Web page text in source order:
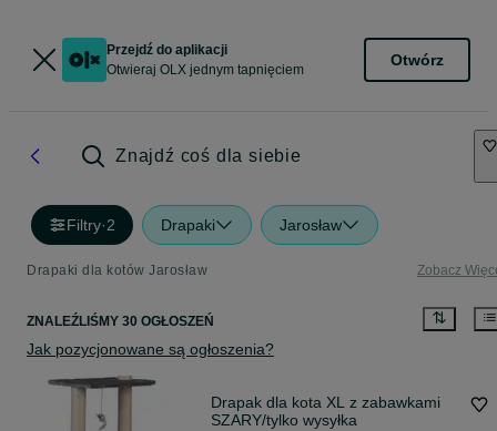
Przejdź do aplikacji
Otwieraj OLX jednym tapnięciem
Otwórz
Znajdź coś dla siebie
Filtry·2 Drapaki Jarosław
Drapaki dla kotów Jarosław Zobacz
ZNALEŹLIŚMY 30 OGŁOSZEŃ
Jak pozycjonowane są ogłoszenia?
Drapak dla kota XL z zabawkami
SZARY/tylko wysyłka